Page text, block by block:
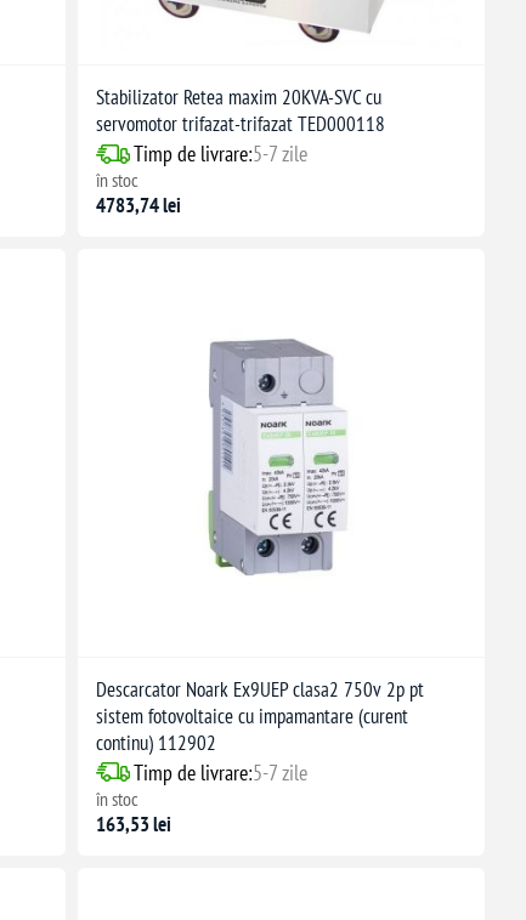
Stabilizator Retea maxim 20KVA-SVC cu
servomotor trifazat-trifazat TED000118
Timp de livrare:5-7 zile
în stoc
4783,74 lei
Descarcator Noark Ex9UEP clasa2 750v 2p pt
sistem fotovoltaice cu impamantare (curent
continu) 112902
Timp de livrare:5-7 zile
în stoc
163,53 lei